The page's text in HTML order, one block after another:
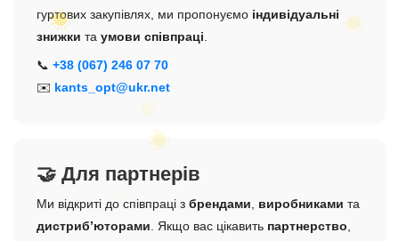
гуртових закупівлях, ми пропонуємо індивідуальні
знижки та умови співпраці
📞 +38 (067) 246 07 70
✉️ kants_opt@ukr.net
🤝 Для партнерів
Ми відкриті до співпраці з брендами виробниками та
дистриб’юторами . Якщо вас цікавить партнерство